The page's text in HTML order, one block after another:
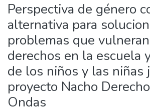
Perspectiva de género
alternativa para
problemas que
derechos en la escuela
de los niños y las niñas
proyecto Nacho
Ondas